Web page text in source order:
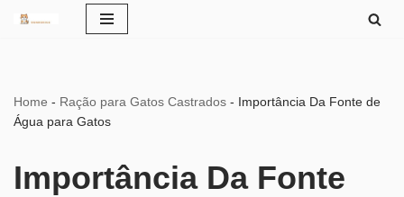
conteúdo
Home - Ração para Gatos Castrados - Importância Da Fonte de
Água para Gatos
Importância Da Fonte